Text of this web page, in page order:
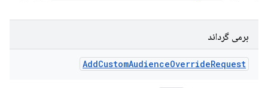
برمی گرداند
AddCustomAudienceOverrideRequest